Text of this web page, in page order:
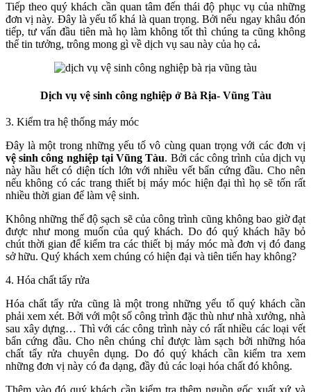
Tiếp theo quý khách cần quan tâm đến thái độ phục vụ của những
đơn vị này. Đây là yếu tố khá là quan trọng. Bởi nếu ngay khâu đón
tiếp, tư vấn đầu tiên mà họ làm không tốt thì chúng ta cũng không
thể tin tưởng, trông mong gì về dịch vụ sau này của họ cả.
Dịch vụ vệ sinh công nghiệp ở Bà Rịa- Vũng Tàu
3. Kiểm tra hệ thống máy móc
Đây là một trong những yếu tố vô cùng quan trọng với các đơn vị
vệ sinh công nghiệp tại Vũng Tàu. Bởi các công trình của dịch vụ
này hầu hết có diện tích lớn với nhiều vết bẩn cứng đầu. Cho nên
nếu không có các trang thiết bị máy móc hiện đại thì họ sẽ tốn rất
nhiều thời gian để làm vệ sinh.
Không những thế độ sạch sẽ của công trình cũng không bao giờ đạt
được như mong muốn của quý khách. Do đó quý khách hãy bỏ
chút thời gian để kiểm tra các thiết bị máy móc mà đơn vị đó đang
sở hữu. Quý khách xem chúng có hiện đại và tiên tiến hay không?
4. Hóa chất tẩy rửa
Hóa chất tẩy rửa cũng là một trong những yếu tố quý khách cần
phải xem xét. Bởi với một số công trình đặc thù như nhà xưởng, nhà
sau xây dựng… Thì với các công trình này có rất nhiều các loại vết
bẩn cứng đầu. Cho nên chúng chỉ được làm sạch bởi những hóa
chất tẩy rửa chuyên dụng. Do đó quý khách cần kiểm tra xem
những đơn vị này có đa dạng, đầy đủ các loại hóa chất đó không.
Thêm vào đó quý khách cần kiểm tra thêm nguồn gốc xuất xứ và